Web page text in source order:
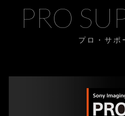
PRO
プロ・サポ